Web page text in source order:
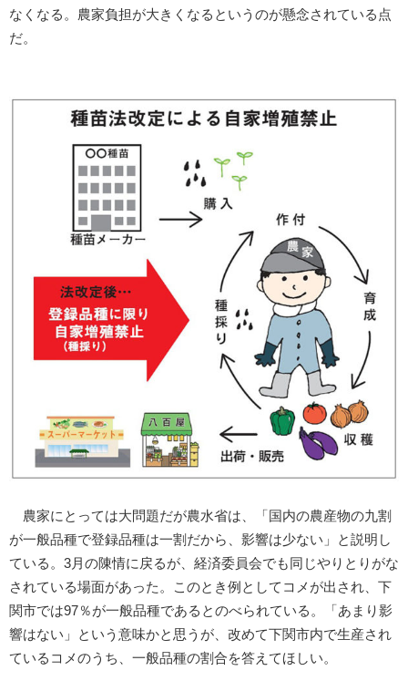
なくなる。農家負担が大きくなるというのが懸念されている点
だ。
農家にとっては大問題だが農水省は、「国内の農産物の九割
が一般品種で登録品種は一割だから、影響は少ない」と説明し
ている。3月の陳情に戻るが、経済委員会でも同じやりとりがな
されている場面があった。このとき例としてコメが出され、下
関市では97％が一般品種であるとのべられている。「あまり影
響はない」という意味かと思うが、改めて下関市内で生産され
ているコメのうち、一般品種の割合を答えてほしい。